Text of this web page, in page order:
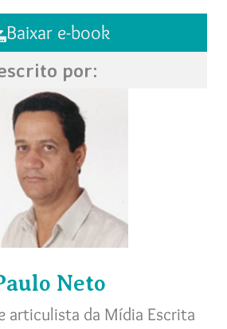
Baixar e-book
por:
Neto
articulista da Mídia Escrita